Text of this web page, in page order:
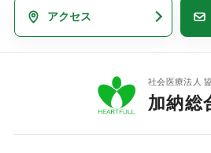
アクセス
社会医療法人
加納総